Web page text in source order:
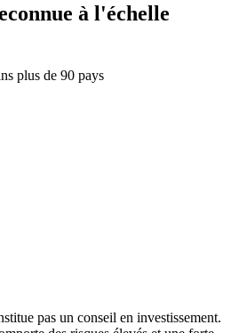
à l'échelle
plus de 90 pays
pas un conseil en investissement.